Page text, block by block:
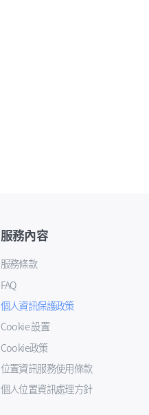
服務內容
服務條款
FAQ
個人資訊保護政策
Cookie 設置
Cookie政策
位置資訊服務使用條款
個人位置資訊處理方針